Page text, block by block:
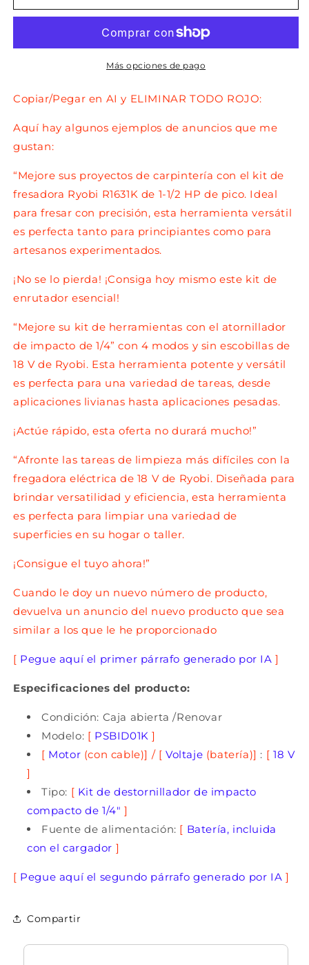
de
DEJAR
de
DEJAR
ENMás opciones de pago
Copiar/Pegar en AI y ELIMINAR TODO ROJO:
Aquí hay algunos ejemplos de anuncios que me
gustan:
“Mejore sus proyectos de carpintería con el kit de
fresadora Ryobi R1631K de 1-1/2 HP de pico. Ideal
para fresar con precisión, esta herramienta versátil
es perfecta tanto para principiantes como para
artesanos experimentados.
¡No se lo pierda! ¡Consiga hoy mismo este kit de
enrutador esencial!
“Mejore su kit de herramientas con el atornillador
de impacto de 1/4” con 4 modos y sin escobillas de
18 V de Ryobi. Esta herramienta potente y versátil
es perfecta para una variedad de tareas, desde
aplicaciones livianas hasta aplicaciones pesadas.
¡Actúe rápido, esta oferta no durará mucho!”
“Afronte las tareas de limpieza más difíciles con la
fregadora eléctrica de 18 V de Ryobi. Diseñada para
brindar versatilidad y eficiencia, esta herramienta
es perfecta para limpiar una variedad de
superficies en su hogar o taller.
¡Consigue el tuyo ahora!”
Cuando le doy un nuevo número de producto,
devuelva un anuncio del nuevo producto que sea
similar a los que le he proporcionado
[ Pegue aquí el primer párrafo generado por IA]
Especificaciones del producto:
Condición: Caja abierta /Renovar
Modelo: [ PSBID01K ]
[ Motor (con cable)] / [ Voltaje (batería)] : [ 18 V
]
Tipo: [ Kit de destornillador de impacto
compacto de 1/4" ]
Fuente de alimentación: [ Batería, incluida
con el cargador ]
[ Pegue aquí el segundo párrafo generado por IA ]
Compartir